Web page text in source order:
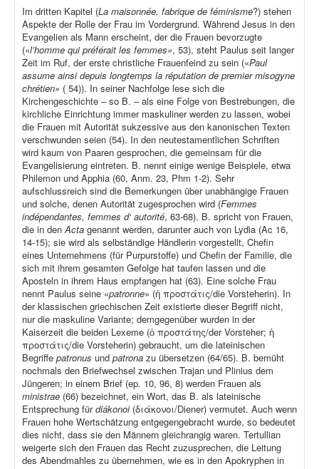
Im dritten Kapitel (La maisonnée, fabrique de féminisme?) stehen
Aspekte der Rolle der Frau im Vordergrund. Während Jesus in den
Evangelien als Mann erscheint, der die Frauen bevorzugte
(«l’homme qui préférait les femmes», 53), steht Paulus seit langer
Zeit im Ruf, der erste christliche Frauenfeind zu sein («Paul
assume ainsi depuis longtemps la réputation de premier misogyne
chrétien» ( 54)). In seiner Nachfolge lese sich die
Kirchengeschichte – so B. – als eine Folge von Bestrebungen, die
kirchliche Einrichtung immer maskuliner werden zu lassen, wobei
die Frauen mit Autorität sukzessive aus den kanonischen Texten
verschwunden seien (54). In den neutestamentlichen Schriften
wird kaum von Paaren gesprochen, die gemeinsam für die
Evangelisierung eintreten. B. nennt einige wenige Beispiele, etwa
Philemon und Apphia (60, Anm. 23, Phm 1-2). Sehr
aufschlussreich sind die Bemerkungen über unabhängige Frauen
und solche, denen Autorität zugesprochen wird (Femmes
indépendantes, femmes d‘ autorité, 63-68). B. spricht von Frauen,
die in denActa genannt werden, darunter auch von Lydia (Ac 16,
14-15); sie wird als selbständige Händlerin vorgestellt, Chefin
eines Unternehmens (für Purpurstoffe) und Chefin der Familie, die
sich mit ihrem gesamten Gefolge hat taufen lassen und die
Aposteln in ihrem Haus empfangen hat (63). Eine solche Frau
nennt Paulus seine «patronne» (ἡ προστάτις/die Vorsteherin). In
der klassischen griechischen Zeit existierte dieser Begriff nicht,
nur die maskuline Variante; demgegenüber wurden in der
Kaiserzeit die beiden Lexeme (ὁ προστάτης/der Vorsteher; ἡ
προστάτις/die Vorsteherin) gebraucht, um die lateinischen
Begriffe patronus und patrona zu übersetzen (64/65). B. bemüht
nochmals den Briefwechsel zwischen Trajan und Plinius dem
Jüngeren; in einem Brief (ep. 10, 96, 8) werden Frauen als
ministrae (66) bezeichnet, ein Wort, das B. als lateinische
Entsprechung fürdiákonoi (διάκονοι/Diener) vermutet. Auch wenn
Frauen hohe Wertschätzung entgegengebracht wurde, so bedeutet
dies nicht, dass sie den Männern gleichrangig waren. Tertullian
weigerte sich den Frauen das Recht zuzusprechen, die Leitung
des Abendmahles zu übernehmen, wie es in den Apokryphen in